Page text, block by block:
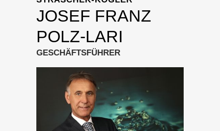
JOSEF FRANZ
POLZ-LARI
GESCHÄFTSFÜHRER